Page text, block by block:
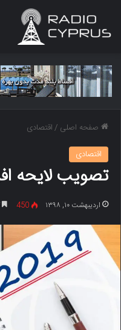
صفحه اصلی /اقتصادی
اقتصادی
تصویب لایحه
اردیبهشت ۱۰, ۱۳۹۸ 450